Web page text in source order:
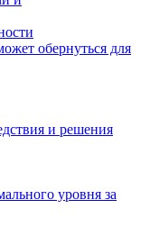
обернуться для
и решения
уровня за